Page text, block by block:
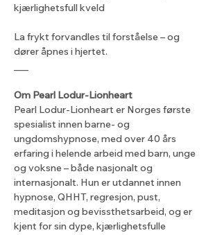
kjærlighetsfull kveld
La frykt forvandles til forståelse – og
dører åpnes i hjertet.
Om Pearl Lodur-Lionheart
Pearl Lodur-Lionheart er Norges første
spesialist innen barne- og
ungdomshypnose, med over 40 års
erfaring i helende arbeid med barn, unge
og voksne – både nasjonalt og
internasjonalt. Hun er utdannet innen
hypnose, QHHT, regresjon, pust,
meditasjon og bevissthetsarbeid, og er
kjent for sin dype, kjærlighetsfulle